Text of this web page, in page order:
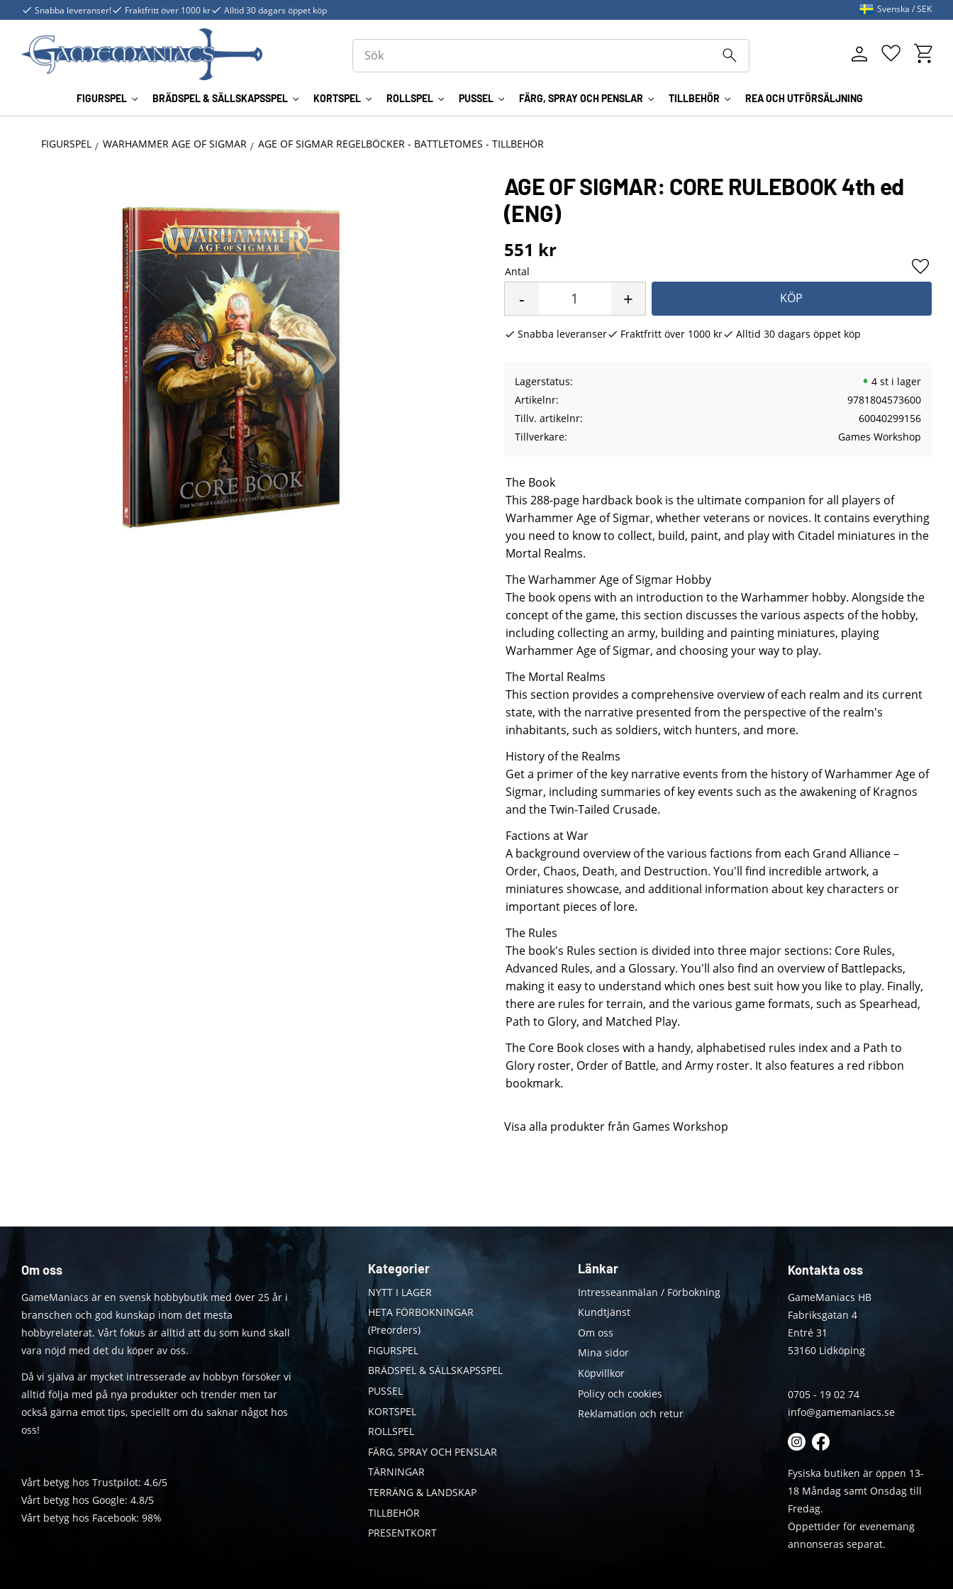
Snabba leveranser! Fraktfritt över 1000 kr Alltid 30 dagars öppet köp
FIGURSPEL BRÄDSPEL & SÄLLSKAPSSPEL KORTSPEL ROLLSPEL PUSSEL FÄRG, SPRAY OCH PENSLAR TILLBEHÖR REA OCH UTFÖRSÄLJNING
Favoriter
Svenska SEK
FIGURSPEL WARHAMMER AGE OF SIGMAR AGE OF SIGMAR REGELBÖCKER - BATTLETOMES - TILLBEHÖR
AGE OF SIGMAR: CORE RULEBOOK 4th ed
(ENG)
551 kr
Antal
+
- KÖP
Lägg
Snabba leveranser Fraktfritt över 1000 kr Alltid 30 dagars öppet köp
Lagerstatus
4 st i lager
Artikelnr
9781804573600
Tillv. artikelnr
60040299156
Tillverkare
Games Workshop
The Book
This 288-page hardback book is the ultimate companion for all players of
Warhammer Age of Sigmar, whether veterans or novices. It contains everything
you need to know to collect, build, paint, and play with Citadel miniatures in the
Mortal Realms.
The Warhammer Age of Sigmar Hobby
The book opens with an introduction to the Warhammer hobby. Alongside the
concept of the game, this section discusses the various aspects of the hobby,
including collecting an army, building and painting miniatures, playing
Warhammer Age of Sigmar, and choosing your way to play.
The Mortal Realms
This section provides a comprehensive overview of each realm and its current
state, with the narrative presented from the perspective of the realm's
inhabitants, such as soldiers, witch hunters, and more.
History of the Realms
Get a primer of the key narrative events from the history of Warhammer Age of
Sigmar, including summaries of key events such as the awakening of Kragnos
and the Twin-Tailed Crusade.
Factions at War
A background overview of the various factions from each Grand Alliance –
Order, Chaos, Death, and Destruction. You'll find incredible artwork, a
miniatures showcase, and additional information about key characters or
important pieces of lore.
The Rules
The book's Rules section is divided into three major sections: Core Rules,
Advanced Rules, and a Glossary. You'll also find an overview of Battlepacks,
making it easy to understand which ones best suit how you like to play. Finally,
there are rules for terrain, and the various game formats, such as Spearhead,
Path to Glory, and Matched Play.
The Core Book closes with a handy, alphabetised rules index and a Path to
Glory roster, Order of Battle, and Army roster. It also features a red ribbon
bookmark.
Visa alla produkter från Games Workshop
Om oss
GameManiacs är en svensk hobbybutik med över 25 år i
branschen och god kunskap inom det mesta
hobbyrelaterat. Vårt fokus är alltid att du som kund skall
vara nöjd med det du köper av oss.
Då vi själva är mycket intresserade av hobbyn försöker vi
alltid följa med på nya produkter och trender men tar
också gärna emot tips, speciellt om du saknar något hos
oss!
Vårt betyg hos Trustpilot: 4.6/5
Vårt betyg hos Google: 4.8/5
Vårt betyg hos Facebook: 98%
Kategorier
NYTT I LAGER
HETA FÖRBOKNINGAR
(Preorders)
FIGURSPEL
BRÄDSPEL & SÄLLSKAPSSPEL
PUSSEL
KORTSPEL
ROLLSPEL
FÄRG, SPRAY OCH PENSLAR
TÄRNINGAR
TERRÄNG & LANDSKAP
TILLBEHÖR
PRESENTKORT
Länkar
Intresseanmälan / Förbokning
Kundtjänst
Om oss
Mina sidor
Köpvillkor
Policy och cookies
Reklamation och retur
Kontakta oss
GameManiacs HB
Fabriksgatan 4
Entré 31
53160 Lidköping
0705 - 19 02 74
info@gamemaniacs.se
Fysiska butiken är öppen 13-
18 Måndag samt Onsdag till
Fredag.
Öppettider för evenemang
annonseras separat.